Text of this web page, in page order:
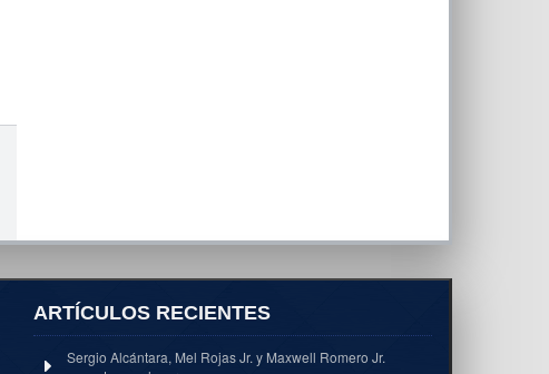
ARTÍCULOS RECIENTES
Sergio Alcántara, Mel Rojas Jr. y Maxwell Romero Jr.